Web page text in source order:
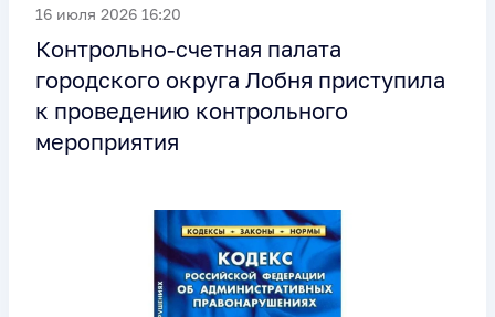
16 июля 2026 16:20
Контрольно-счетная палата
городского округа Лобня приступила
к проведению контрольного
мероприятия